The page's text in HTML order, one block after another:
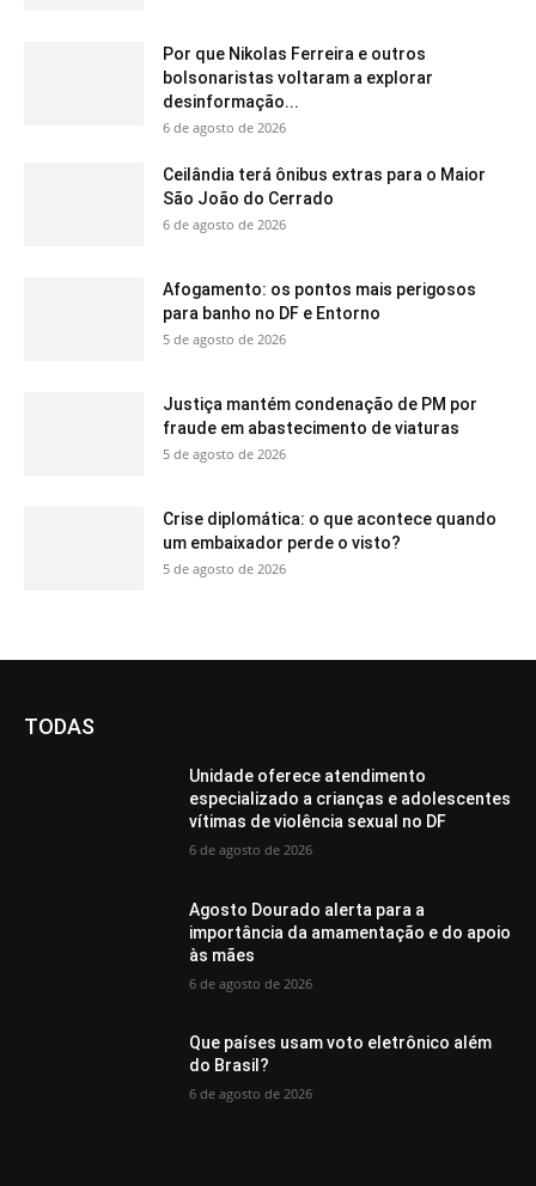
Por que Nikolas Ferreira e outros
bolsonaristas voltaram a explorar
desinformação...
6 de agosto de 2026
Ceilândia terá ônibus extras para o Maior
São João do Cerrado
6 de agosto de 2026
Afogamento: os pontos mais perigosos
para banho no DF e Entorno
5 de agosto de 2026
Justiça mantém condenação de PM por
fraude em abastecimento de viaturas
5 de agosto de 2026
Crise diplomática: o que acontece quando
um embaixador perde o visto?
5 de agosto de 2026
TODAS
Unidade oferece atendimento
especializado a crianças e adolescentes
vítimas de violência sexual no DF
6 de agosto de 2026
Agosto Dourado alerta para a
importância da amamentação e do apoio
às mães
6 de agosto de 2026
Que países usam voto eletrônico além
do Brasil?
6 de agosto de 2026